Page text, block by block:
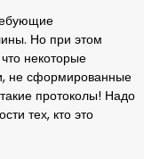
Но при этом
некоторые
не сформированные
протоколы! Надо
тех, кто это